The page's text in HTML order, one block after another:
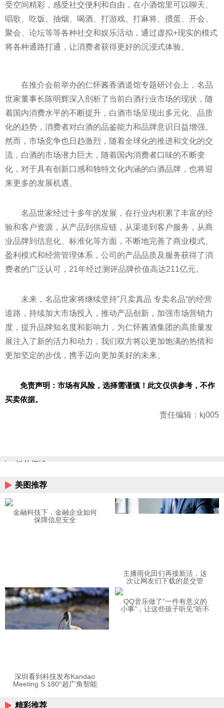
受空间精彩，感受社交便利和自由，在小酒馆里可以聊天、
唱歌、吃饭、抽烟、喝酒、打游戏、打麻将、掼蛋、开会、
聚会、论坛等等各种社交和娱乐活动，通过虚拟+现实的模式
将各种通路打通，让消费者获得更好的沉浸式体验。
在推介会前举办的仁怀酱香酒道馆专题研讨会上，名品
世家董事长陈明辉深入剖析了当前白酒行业市场的现状，随
着国内消费水平的不断提升，白酒市场呈现出多元化、品质
化的趋势，消费者对白酒的品鉴能力和品牌意识日益增强。
然而，市场竞争也日趋激烈，随着全球化的推进和文化的交
流，白酒的市场潜力巨大，随着国内消费者口味的不断变
化，对于具有创新口感和独特文化内涵的白酒品牌，也将迎
来更多的发展机遇。
名品世家经过十多年的发展，在行业内积累了丰富的经
验和客户资源，从产品到供应链，从渠道到客户服务，从商
业品牌到信息化、标准化等方面，不断地完善了商业模式、
盈利模式和经营管理体系，公司的产品品质及服务获得了消
费者的广泛认可，21年经过测评品牌价值高达211亿元。
未来，名品世家将继续坚持”只卖真品 专卖名品“的经营
道路，持续加大市场投入，推动产品创新，加强市场营销力
度，提升品牌知名度和影响力，为仁怀酱酒集团的高质量发
展注入了新的活力和动力，我们双方将以更加饱满的热情和
更加坚定的步伐，携手迈向更加美好的未来。
免责声明：市场有风险，选择需谨慎！此文仅供参考，不作
买卖依据。
责任编辑：kj005
相关阅读
美图推荐
金融科技下，金融企业如何
保障信息安全
主播雨化田们再接新活，这
次让网友们下载的是交管
深圳看到科技发布Kandao
Meeting S 180°超广角智能
QQ音乐做了“一件有意义的
小事”，让这些孩子听见“听不
精彩推荐